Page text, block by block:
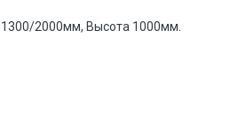
2000мм, Высота 1000мм.